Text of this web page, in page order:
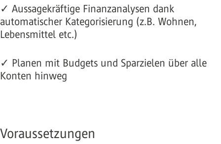
✓ Aussagekräftige Finanzanalysen dank
automatischer Kategorisierung (z.B. Wohnen,
Lebensmittel etc.)
✓ Planen mit Budgets und Sparzielen über alle
Konten hinweg
Voraussetzungen